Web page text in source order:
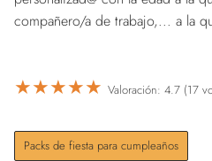
compañero/a de trabajo,... a la
★★★★★ Valoración: 4.7 (17
Packs de fiesta para cumpleaños